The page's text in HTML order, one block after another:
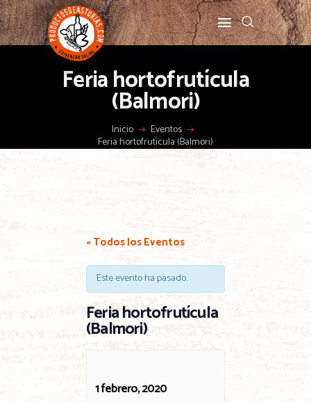
Feria hortofrutícula
(Balmori)
Inicio Eventos
Feria hortofrutícula (Balmori)
« Todos los Eventos
Este evento ha pasado.
Feria hortofrutícula
(Balmori)
1 febrero, 2020